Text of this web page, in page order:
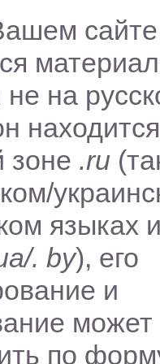
сайте
на
зоне .ru
языках
. by), его
и
может
по